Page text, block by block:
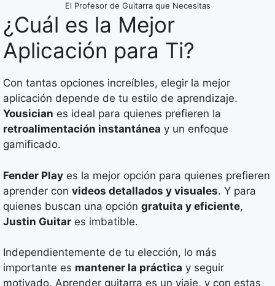
El Profesor de Guitarra que Necesitas
¿Cuál es la Mejor
Aplicación para Ti?
Con tantas opciones increíbles, elegir la mejor
aplicación depende de tu estilo de aprendizaje.
Yousician es ideal para quienes prefieren la
retroalimentación instantánea y un enfoque
gamificado.
Fender Play es la mejor opción para quienes prefieren
aprender con videos detallados y visuales. Y para
quienes buscan una opción gratuita y eficiente,
Justin Guitar es imbatible.
Independientemente de tu elección, lo más
importante es mantener la práctica y seguir
motivado. Aprender guitarra es un viaje, y con estas